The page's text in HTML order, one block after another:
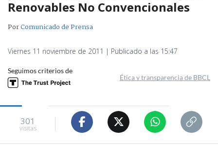
Renovables No Convencionales
PorComunicado de Prensa
Viernes 11 noviembre de 2011 | Publicado a las 15:47
Seguimos criterios de
Ética y transparencia de BBCL
301
visitas